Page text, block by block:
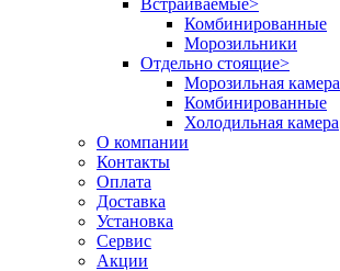
Встраиваемые>
Комбинированные
Морозильники
Отдельно стоящие>
Морозильная камера
Комбинированные
Холодильная камера
О компании
Контакты
Оплата
Доставка
Установка
Сервис
Акции